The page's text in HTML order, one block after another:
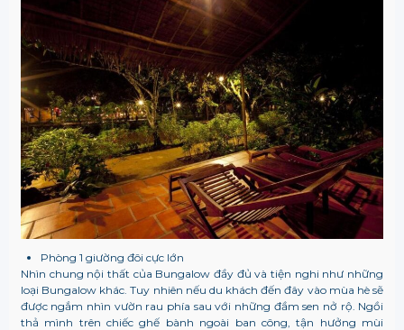
Phòng 1 giường đôi cực lớn
Nhìn chung nội thất của Bungalow đầy đủ và tiện nghi như những
loại Bungalow khác. Tuy nhiên nếu du khách đến đây vào mùa hè sẽ
được ngắm nhìn vườn rau phía sau với những đầm sen nở rộ. Ngồi
thả mình trên chiếc ghế bành ngoài ban công, tận hưởng mùi